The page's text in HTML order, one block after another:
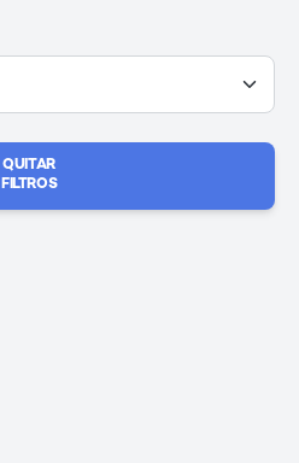
QUITAR
FILTROS